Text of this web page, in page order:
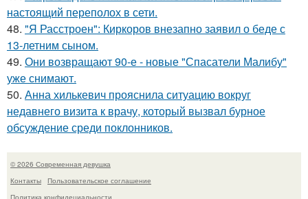
настоящий переполох в сети.
48. "Я Расстроен": Киркоров внезапно заявил о беде с
13-летним сыном.
49. Они возвращают 90-е - новые "Спасатели Малибу"
уже снимают.
50. Анна хилькевич прояснила ситуацию вокруг
недавнего визита к врачу, который вызвал бурное
обсуждение среди поклонников.
© 2026 Современная девушка
Контакты
Пользовательское соглашение
Политика конфидециальности